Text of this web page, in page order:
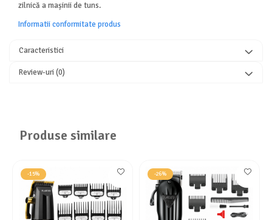
zilnică a mașinii de tuns.
Informatii conformitate produs
Caracteristici
Review-uri(0)
Produse similare
-15% -26%